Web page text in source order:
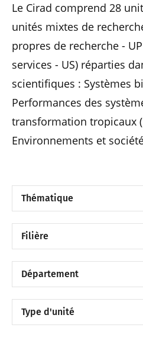
Le Cirad comprend 28
unités mixtes de
propres de recherche -
services - US) réparties
scientifiques : Systèmes
Performances des
transformation tropicaux
Environnements et
Filtrer par Thématique
Filtrer par Filière
Filtrer par Catégorie
Filtrer par Catégorie